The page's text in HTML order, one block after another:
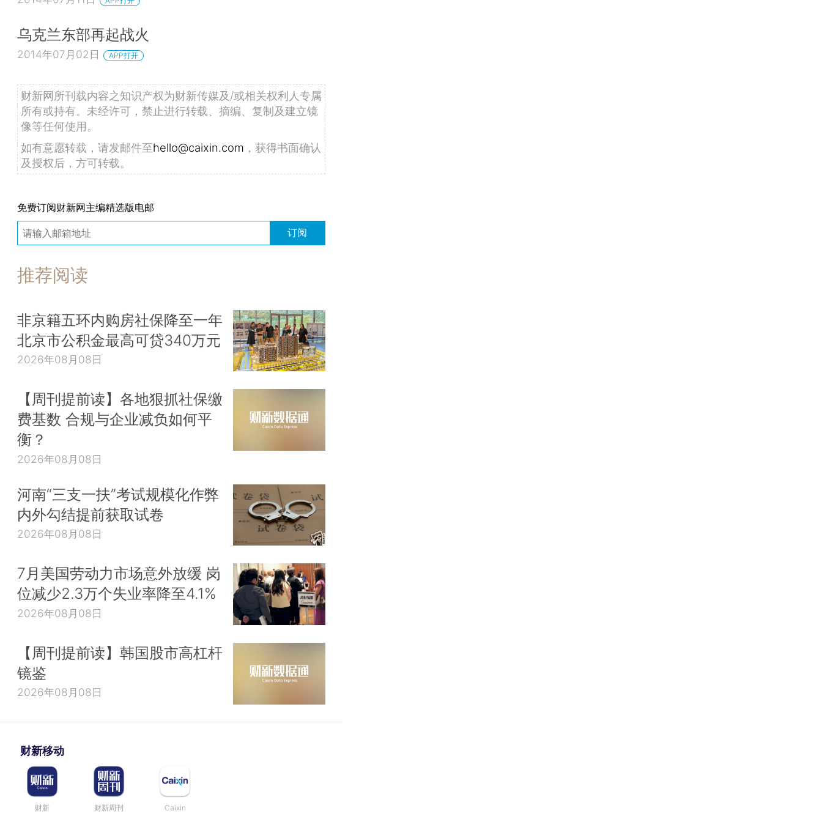
乌克兰东部再起战火
2014年07月02日 APP打开
财新网所刊载内容之知识产权为财新传媒及/或相关权利人专属
所有或持有。未经许可，禁止进行转载、摘编、复制及建立镜
像等任何使用。
如有意愿转载，请发邮件至hello@caixin.com ，获得书面确认
及授权后，方可转载。
免费订阅财新网主编精选版电邮
订阅
推荐阅读
非京籍五环内购房社保降至一年
北京市公积金最高可贷340万元
2026年08月08日
【周刊提前读】各地狠抓社保缴
费基数 合规与企业减负如何平
衡？
2026年08月08日
河南“三支一扶”考试规模化作弊
内外勾结提前获取试卷
2026年08月08日
7月美国劳动力市场意外放缓 岗
位减少2.3万个失业率降至4.1%
2026年08月08日
【周刊提前读】韩国股市高杠杆
镜鉴
2026年08月08日
财新移动
财新 财新周刊 Caixin